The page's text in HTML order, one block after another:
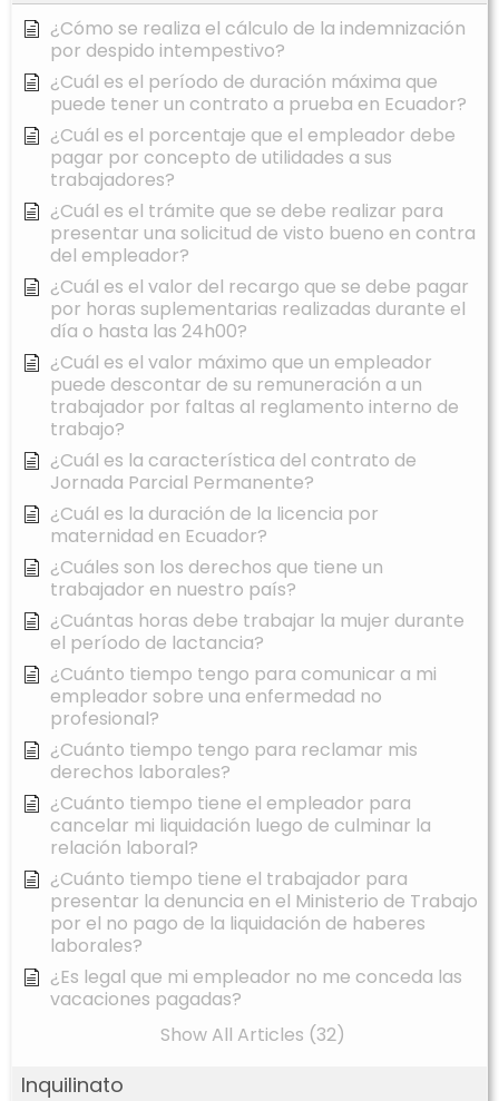
¿Cómo se realiza el cálculo de la indemnización
por despido intempestivo?
¿Cuál es el período de duración máxima que
puede tener un contrato a prueba en Ecuador?
¿Cuál es el porcentaje que el empleador debe
pagar por concepto de utilidades a sus
trabajadores?
¿Cuál es el trámite que se debe realizar para
presentar una solicitud de visto bueno en contra
del empleador?
¿Cuál es el valor del recargo que se debe pagar
por horas suplementarias realizadas durante el
día o hasta las 24h00?
¿Cuál es el valor máximo que un empleador
puede descontar de su remuneración a un
trabajador por faltas al reglamento interno de
trabajo?
¿Cuál es la característica del contrato de
Jornada Parcial Permanente?
¿Cuál es la duración de la licencia por
maternidad en Ecuador?
¿Cuáles son los derechos que tiene un
trabajador en nuestro país?
¿Cuántas horas debe trabajar la mujer durante
el período de lactancia?
¿Cuánto tiempo tengo para comunicar a mi
empleador sobre una enfermedad no
profesional?
¿Cuánto tiempo tengo para reclamar mis
derechos laborales?
¿Cuánto tiempo tiene el empleador para
cancelar mi liquidación luego de culminar la
relación laboral?
¿Cuánto tiempo tiene el trabajador para
presentar la denuncia en el Ministerio de Trabajo
por el no pago de la liquidación de haberes
laborales?
¿Es legal que mi empleador no me conceda las
vacaciones pagadas?
Show All Articles (32)
Inquilinato